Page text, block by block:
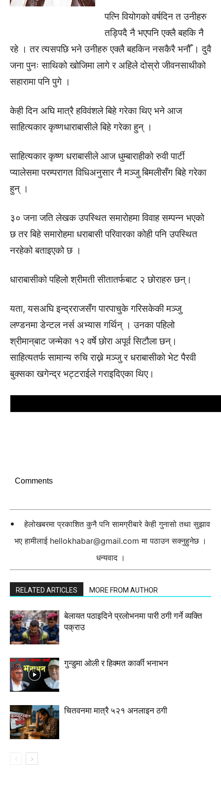
पत्नि वियोगको वर्षदिन त उनीहरु
तड्पिदै नै भएपनि एक्लै बहकि नै
रहे । तर त्यसपछि भने उनीहरु एक्लै बहकिन नसकैरै भनौँ । दुवै
जना पुनः साथिको खोजिमा लागे र अहिले दोस्रो जीवनसाथीको
सहारामा पनि पुगे ।
केही दिन अघि मात्रै हविवंशले बिहे गरेका थिए भने आज
साहित्यकार कृष्णधाराबासीले बिहे गरेका हुन् ।
साहित्यकार कृष्ण धराबासीले आज धुम्बाराहीको रुवी पार्टी
प्यालेसमा परम्परागत विधिअनुसार नै मञ्जु बिमलीसँग बिहे गरेका
हुन् ।
३० जना जति लेखक उपस्थित समारोहमा विवाह सम्पन्न भएको
छ तर बिहे समारोहमा धराबासी परिवारका कोही पनि उपस्थित
नरहेको बताइएको छ ।
धाराबासीको पहिलो श्रीमती सीतातर्फबाट २ छोराहरु छन्।
यता, यसअघि इन्द्रराजसँग पारपाचुके गरिसकेकी मञ्जु
लण्डनमा डेन्टल नर्स अभ्यास गर्थिन् । उनका पहिलो
श्रीमान्‌बाट जन्मेका १२ वर्षे छोरा अपूर्व सिटौला छन्।
साहित्यतर्फ सामान्य रुचि राख्ने मञ्जु र धराबासीको भेट पैरवी
बुक्सका खगेन्द्र भट्टराईले गराइदिएका थिए।
Comments
हेलोखबरमा प्रकाशित कुनै पनि सामग्रीबारे केही गुनासो तथा सुझाव
भए हामीलाई hellokhabar@gmail.com मा पठाउन सक्नुहुनेछ ।
धन्यवाद ।
RELATED ARTICLES MORE FROM AUTHOR
बेलायत पठाइदिने प्रलाेभनमा पारी ठगी गर्ने व्यक्ति
पक्राउ
गुन्डुमा ओली र हिक्मत कार्की भनाभन
चितवनमा मात्रै ५२१ अनलाइन ठगी